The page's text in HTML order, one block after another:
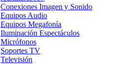
Conexiones Imagen y Sonido
Equipos Audio
Equipos Megafonía
Iluminación Espectáculos
Micrófonos
Soportes TV
Televisión